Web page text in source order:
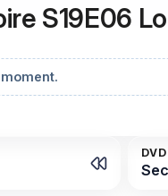
S19E06